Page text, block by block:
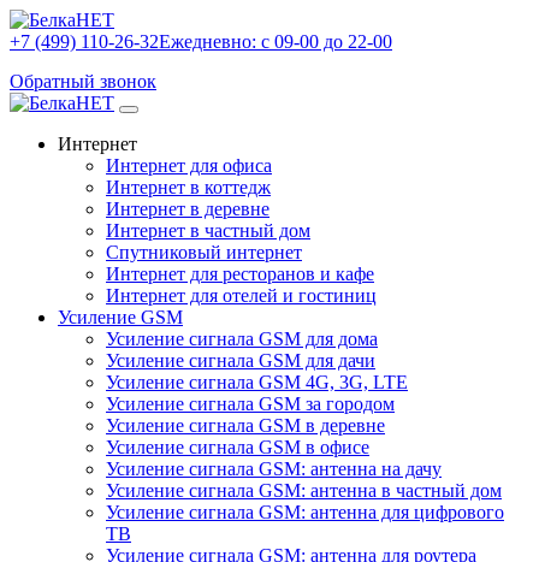
+7 (499) 110-26-32Ежедневно: с 09-00 до 22-00
Обратный звонок
Интернет
Интернет для офиса
Интернет в коттедж
Интернет в деревне
Интернет в частный дом
Спутниковый интернет
Интернет для ресторанов и кафе
Интернет для отелей и гостиниц
Усиление GSM
Усиление сигнала GSM для дома
Усиление сигнала GSM для дачи
Усиление сигнала GSM 4G, 3G, LTE
Усиление сигнала GSM за городом
Усиление сигнала GSM в деревне
Усиление сигнала GSM в офисе
Усиление сигнала GSM: антенна на дачу
Усиление сигнала GSM: антенна в частный дом
Усиление сигнала GSM: антенна для цифрового
ТВ
Усиление сигнала GSM: антенна для роутера